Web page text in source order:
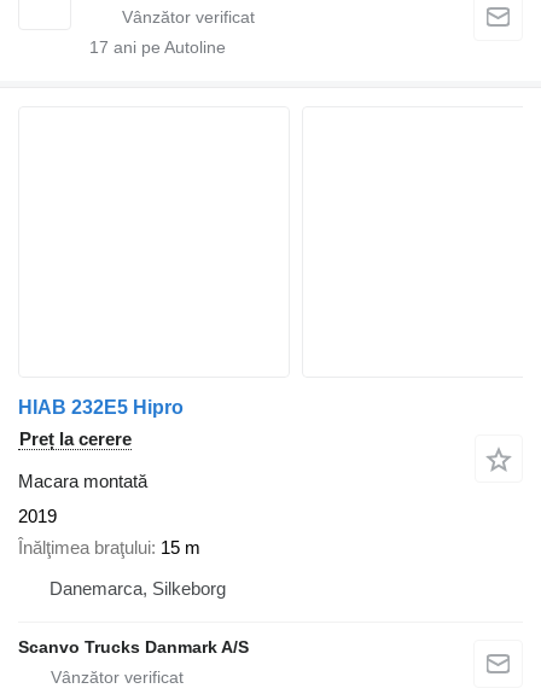
17 ani pe Autoline
HIAB 232E5 Hipro
Preț la cerere
Macara montată
2019
Înălţimea braţului 15 m
Danemarca, Silkeborg
Scanvo Trucks Danmark A/S